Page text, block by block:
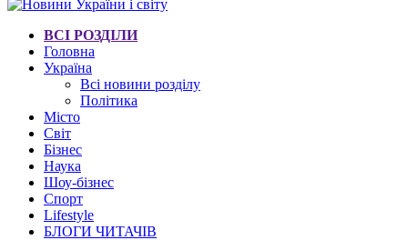
ВСІ РОЗДІЛИ
Головна
Україна
Всі новини розділу
Політика
Місто
Світ
Бізнес
Наука
Шоу-бізнес
Спорт
Lifestyle
БЛОГИ ЧИТАЧІВ